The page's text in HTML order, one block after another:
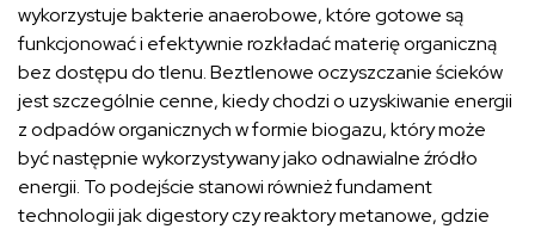
wykorzystuje bakterie anaerobowe, które gotowe są
funkcjonować i efektywnie rozkładać materię organiczną
bez dostępu do tlenu. Beztlenowe oczyszczanie ścieków
jest szczególnie cenne, kiedy chodzi o uzyskiwanie energii
z odpadów organicznych w formie biogazu, który może
być następnie wykorzystywany jako odnawialne źródło
energii. To podejście stanowi również fundament
technologii jak digestory czy reaktory metanowe, gdzie